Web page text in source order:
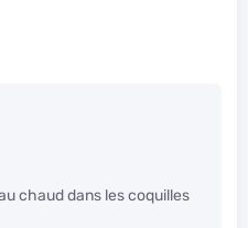
chaud dans les coquilles